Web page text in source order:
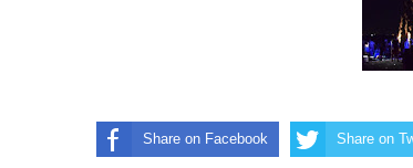
Share on Facebook Share on